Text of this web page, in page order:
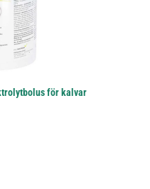
för kalvar